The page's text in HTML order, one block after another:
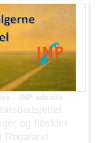
– INP advarte
og floskler
Rogaland